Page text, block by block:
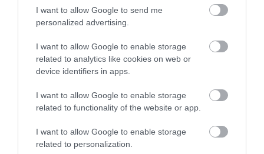
I want to allow Google to send me
personalized advertising.
I want to allow Google to enable storage
related to analytics like cookies on web or
device identifiers in apps.
I want to allow Google to enable storage
related to functionality of the website or app.
I want to allow Google to enable storage
related to personalization.
σε κίνδυνο τα οικονομικά κέρδη από τότε που ο
αξίωμα της Τουρκικής Δημοκρατίας στα μέσα του
2023. Τότε αντέστρεψε αμέσως τις ανορθόδοξες
οικονομικές πολιτικές του, επαναφέροντας τον
πρώην σύμμαχό του Μεχμέτ Σίμσεκ ως υπουργό
Οικονομίας και Οικονομικών.